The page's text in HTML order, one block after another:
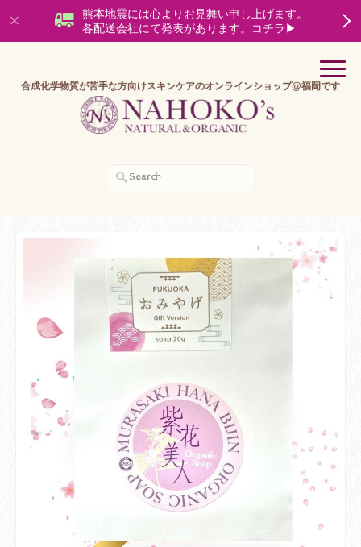
熊本地震には心よりお見舞い申し上げます。
各配送会社にて発表があります。コチラ▶
合成化学物質が苦手な方向けスキンケアのオンラインショップ@福岡です